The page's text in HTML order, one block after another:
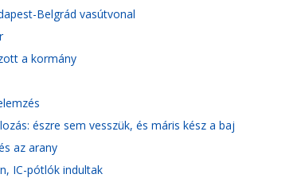
Belgrád vasútvonal
a kormány
észre sem vesszük, és máris kész a baj
az arany
IC-pótlók indultak